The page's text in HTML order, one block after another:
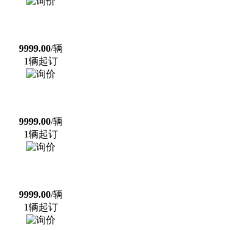
9999.00/辆
1辆起订
9999.00/辆
1辆起订
9999.00/辆
1辆起订